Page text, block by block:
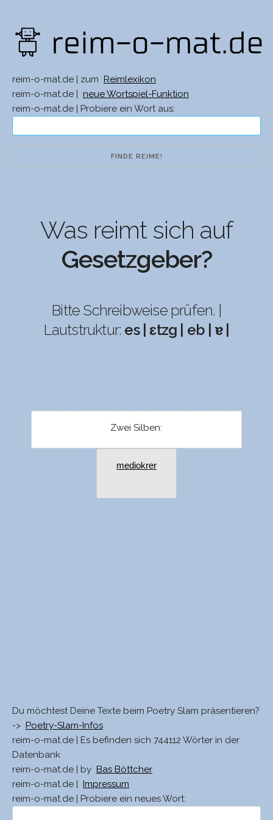
reim-o-mat.de | zum
Reimlexikon
reim-o-mat.de |
neue Wortspiel-Funktion
reim-o-mat.de | Probiere ein Wort aus:
Was reimt sich auf
Gesetzgeber?
Bitte Schreibweise prüfen. |
Lautstruktur: es | ɛtzg | eb | ɐ |
Zwei Silben:
mediokrer
Du möchtest Deine Texte beim Poetry Slam präsentieren?
-> Poetry-Slam-Infos
reim-o-mat.de | Es befinden sich 744112 Wörter in der
Datenbank
reim-o-mat.de | by Bas Böttcher
reim-o-mat.de |
Impressum
reim-o-mat.de | Probiere ein neues Wort: